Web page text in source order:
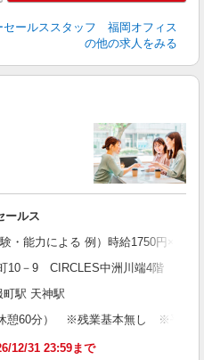
セールススタッフ 福岡オフィス
の他の求人をみる
ールス
能力による 例）時給1750円
10－9 CIRCLES中洲川端4階
町駅 天神駅
憩60分） ※残業基本無し ※平日の
12/31 23:59まで